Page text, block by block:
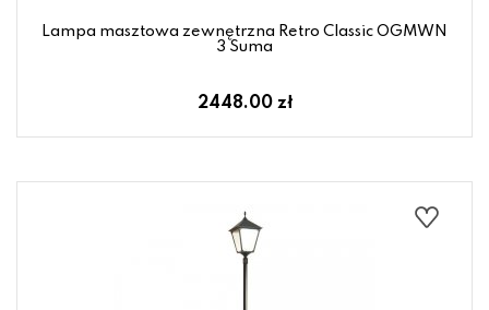
Lampa masztowa zewnętrzna Retro Classic OGMWN
3 Suma
2448.00 zł